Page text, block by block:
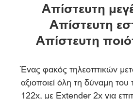
Επισκόπηση
Προδιαγραφές
Απίστευτη
Απίστευτη
Απίστευτη
Ένας φακός τηλεοπτικών
αξιοποιεί όλη τη δύναμη του
122x, με Extender 2x για